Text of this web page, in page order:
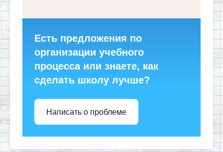
Есть предложения по
организации учебного
процесса или знаете, как
сделать школу лучше?
Написать о проблеме